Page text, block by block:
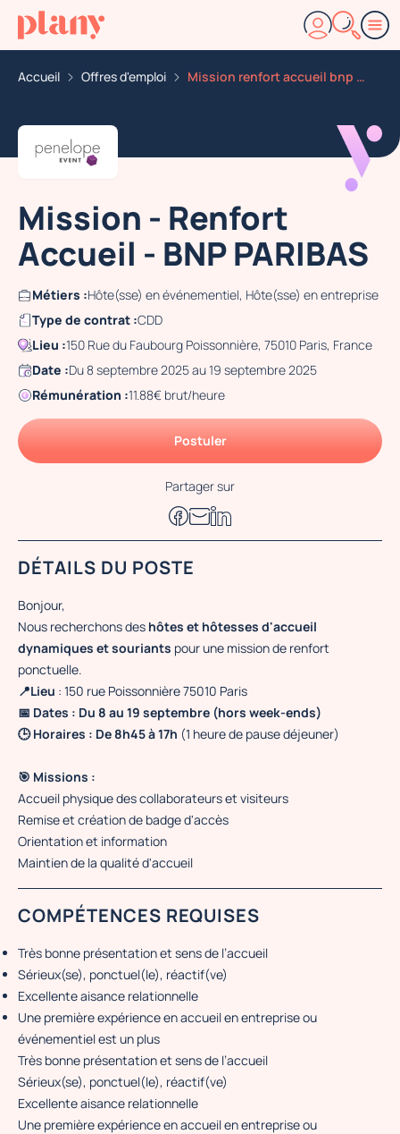
Accueil Offres d'emploi Mission renfort accueil bnp paribas
Mission - Renfort
Accueil - BNP PARIBAS
Métiers :Hôte(sse) en événementiel, Hôte(sse) en entreprise
Type de contrat :CDD
Lieu :150 Rue du Faubourg Poissonnière, 75010 Paris, France
Date :Du 8 septembre 2025 au 19 septembre 2025
Rémunération :11.88€ brut/heure
Postuler
Partager sur
DÉTAILS DU POSTE
Bonjour,
Nous recherchons des hôtes et hôtesses d'accueil
dynamiques et souriants pour une mission de renfort
ponctuelle.
📍Lieu : 150 rue Poissonnière 75010 Paris
📅 Dates : Du 8 au 19 septembre (hors week-ends)
🕒 Horaires : De 8h45 à 17h (1 heure de pause déjeuner)
🎯 Missions :
Accueil physique des collaborateurs et visiteurs
Remise et création de badge d'accès
Orientation et information
Maintien de la qualité d'accueil
COMPÉTENCES REQUISES
Très bonne présentation et sens de l’accueil
Sérieux(se), ponctuel(le), réactif(ve)
Excellente aisance relationnelle
Une première expérience en accueil en entreprise ou
événementiel est un plus
Très bonne présentation et sens de l’accueil
Sérieux(se), ponctuel(le), réactif(ve)
Excellente aisance relationnelle
Une première expérience en accueil en entreprise ou